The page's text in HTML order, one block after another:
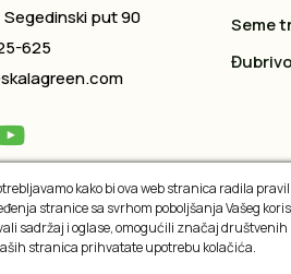
Segedinski put 90
625
Seme
reserved
kako bi ova web stranica radila
stranice sa svrhom poboljšanja Vašeg
sadržaj i oglase, omogućili značaj
stranica prihvatate upotrebu kolačića.